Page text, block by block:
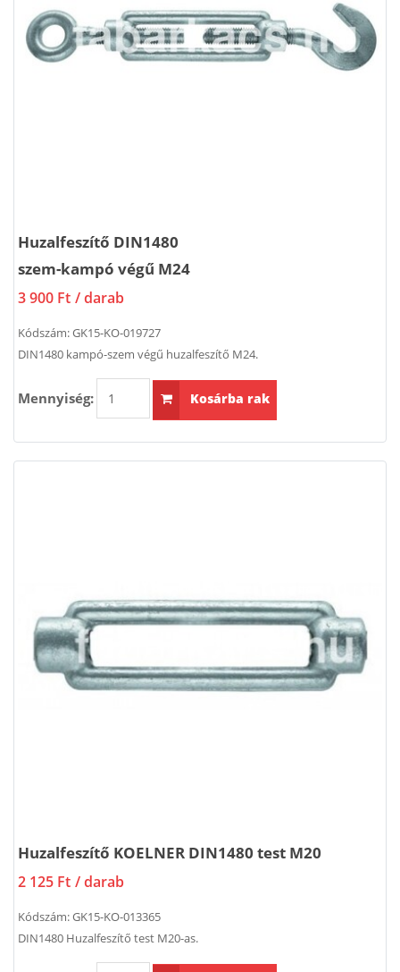
Huzalfeszítő DIN1480
szem-kampó végű M24
3 900 Ft / darab
Kódszám:GK15-KO-019727
DIN1480 kampó-szem végű huzalfeszítő M24.
Mennyiség: Kosárba rak
Huzalfeszítő KOELNER DIN1480 test M20
2 125 Ft / darab
Kódszám:GK15-KO-013365
DIN1480 Huzalfeszítő test M20-as.